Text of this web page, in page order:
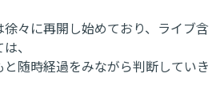
々に再開し始めており、ライブ含
、
随時経過をみながら判断していき